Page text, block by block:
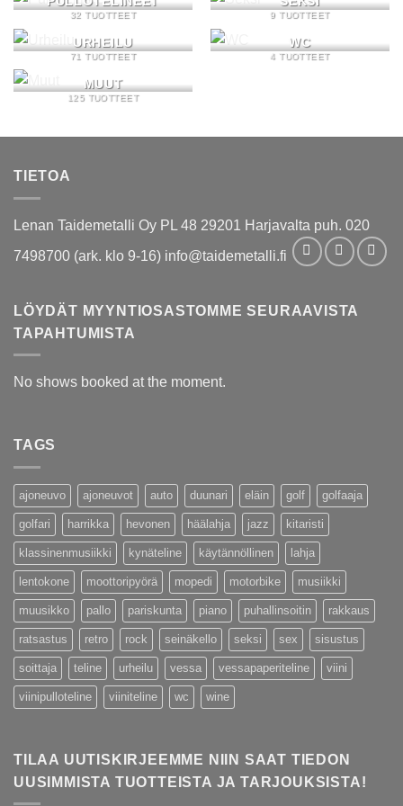
32 TUOTTEET 9 TUOTTEET
URHEILU
71 TUOTTEET
WC
4 TUOTTEET
MUUT
125 TUOTTEET
TIETOA
Lenan Taidemetalli Oy PL 48 29201 Harjavalta puh. 020
7498700 (ark. klo 9-16) info@taidemetalli.fi
LÖYDÄT MYYNTIOSASTOMME SEURAAVISTA
TAPAHTUMISTA
No shows booked at the moment.
TAGS
ajoneuvo ajoneuvot auto duunari eläin golf golfaaja
golfari harrikka hevonen häälahja jazz kitaristi
klassinenmusiikki kynäteline käytännöllinen lahja
lentokone moottoripyörä mopedi motorbike musiikki
muusikko pallo pariskunta piano puhallinsoitin rakkaus
ratsastus retro rock seinäkello seksi sex sisustus
soittaja teline urheilu vessa vessapaperiteline viini
viinipulloteline viiniteline wc wine
TILAA UUTISKIRJEEMME NIIN SAAT TIEDON
UUSIMMISTA TUOTTEISTA JA TARJOUKSISTA!